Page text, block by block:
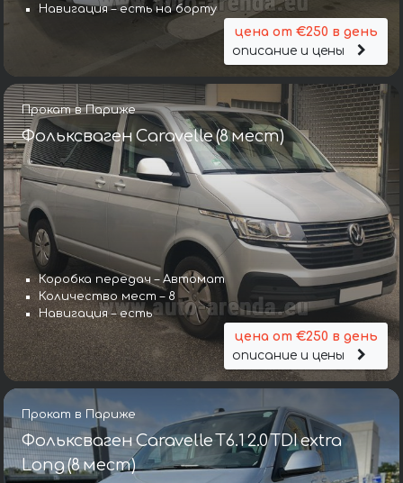
Навигация – есть на борту
цена от €250 в день
описание и цены
Прокат в Париже
Фольксваген Caravelle (8 мест)
Коробка передач – Автомат
Количество мест – 8
Навигация – есть
цена от €250 в день
описание и цены
Прокат в Париже
Фольксваген Caravelle T6.1 2.0 TDI extra
Long (8 мест)